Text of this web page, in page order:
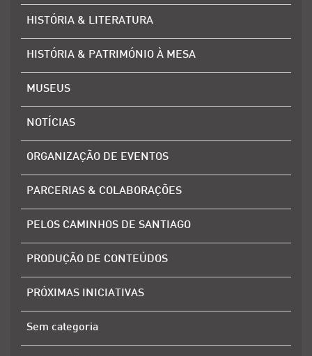
HISTÓRIA & LITERATURA
HISTÓRIA & PATRIMÓNIO À MESA
MUSEUS
NOTÍCIAS
ORGANIZAÇÃO DE EVENTOS
PARCERIAS & COLABORAÇÕES
PELOS CAMINHOS DE SANTIAGO
PRODUÇÃO DE CONTEÚDOS
PRÓXIMAS INICIATIVAS
Sem categoria